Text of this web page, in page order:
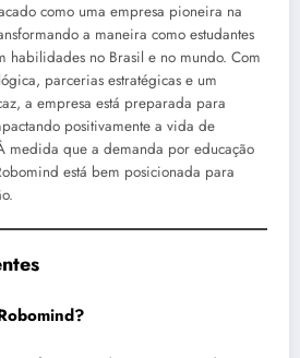
como uma empresa pioneira na
a maneira como estudantes
habilidades no Brasil e no mundo. Com
parcerias estratégicas e um
a empresa está preparada para
positivamente a vida de
medida que a demanda por educação
está bem posicionada para